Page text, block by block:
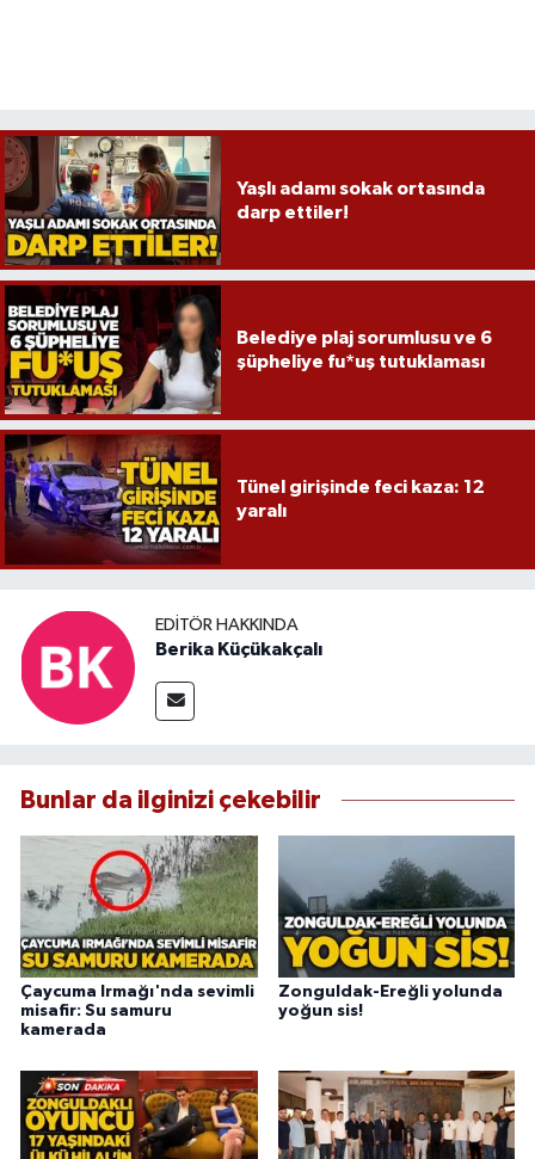
Yaşlı adamı sokak ortasında
darp ettiler!
Belediye plaj sorumlusu ve 6
şüpheliye fu*uş tutuklaması
Tünel girişinde feci kaza: 12
yaralı
EDITÖR HAKKINDA
Berika Küçükakçalı
Bunlar da ilginizi çekebilir
Çaycuma Irmağı'nda sevimli
misafir: Su samuru
kamerada
Zonguldak-Ereğli yolunda
yoğun sis!